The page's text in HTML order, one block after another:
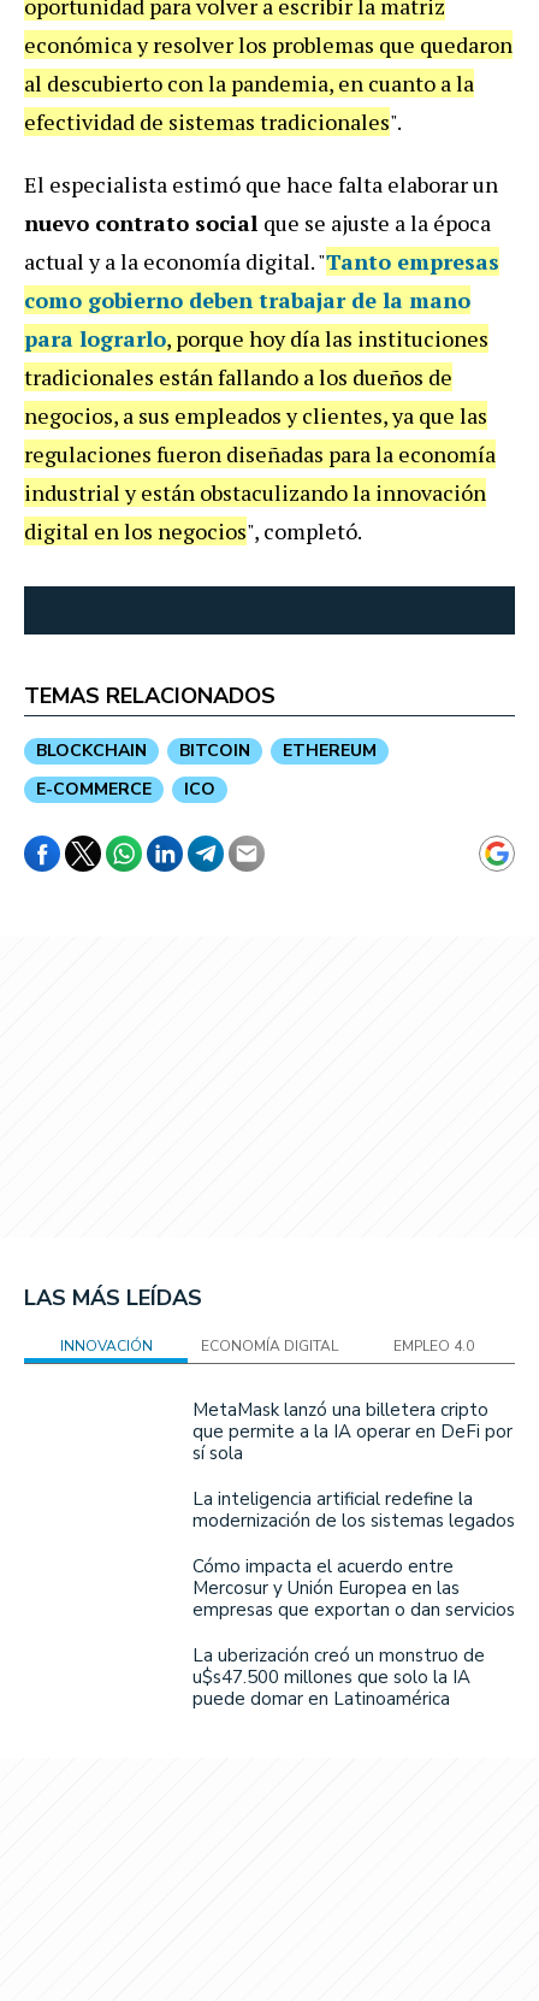
oportunidad para volver a escribir la matriz
económica y resolver los problemas que quedaron
al descubierto con la pandemia, en cuanto a la
efectividad de sistemas tradicionales".
El especialista estimó que hace falta elaborar un
nuevo contrato social que se ajuste a la época
actual y a la economía digital. "Tanto empresas
como gobierno deben trabajar de la mano
para lograrlo, porque hoy día las instituciones
tradicionales están fallando a los dueños de
negocios, a sus empleados y clientes, ya que las
regulaciones fueron diseñadas para la economía
industrial y están obstaculizando la innovación
digital en los negocios", completó.
TEMAS RELACIONADOS
BLOCKCHAIN BITCOIN
ETHEREUM
E-COMMERCE
ICO
LAS MÁS LEÍDAS
INNOVACIÓN ECONOMÍA DIGITAL EMPLEO 4.0
MetaMask lanzó una billetera cripto
que permite a la IA operar en DeFi por
sí sola
La inteligencia artificial redefine la
modernización de los sistemas legados
Cómo impacta el acuerdo entre
Mercosur y Unión Europea en las
empresas que exportan o dan servicios
La uberización creó un monstruo de
u$s47.500 millones que solo la IA
puede domar en Latinoamérica